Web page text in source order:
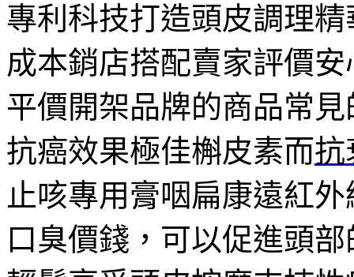
專利科技打造頭皮調理精
成本銷店搭配賣家評價
平價開架品牌的商品常見
抗癌效果極佳槲皮素而抗
止咳專用膏咽扁康遠紅
口臭價錢，可以促進頭